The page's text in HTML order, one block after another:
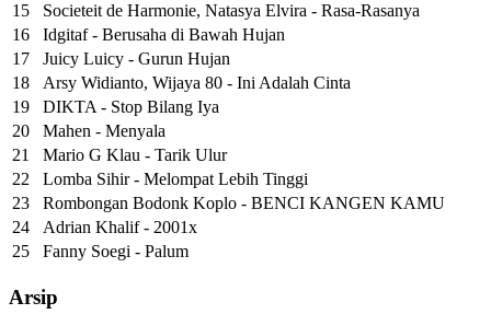
15
Societeit de Harmonie, Natasya Elvira - Rasa-Rasanya
16
Idgitaf - Berusaha di Bawah Hujan
17
Juicy Luicy - Gurun Hujan
18
Arsy Widianto, Wijaya 80 - Ini Adalah Cinta
19
DIKTA - Stop Bilang Iya
20
Mahen - Menyala
21
Mario G Klau - Tarik Ulur
22
Lomba Sihir - Melompat Lebih Tinggi
23
Rombongan Bodonk Koplo - BENCI KANGEN KAMU
24
Adrian Khalif - 2001x
25
Fanny Soegi - Palum
Arsip